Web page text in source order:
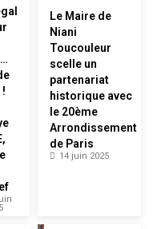
Le Maire de
Niani
Toucouleur
scelle un
partenariat
historique avec
le 20ème
Arrondissement
de Paris
14 juin 2025